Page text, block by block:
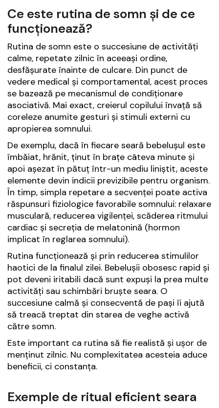
Ce este rutina de somn și de ce
funcționează?
Rutina de somn este o succesiune de activități
calme, repetate zilnic în aceeași ordine,
desfășurate înainte de culcare. Din punct de
vedere medical și comportamental, acest proces
se bazează pe mecanismul de condiționare
asociativă. Mai exact, creierul copilului învață să
coreleze anumite gesturi și stimuli externi cu
apropierea somnului.
De exemplu, dacă în fiecare seară bebelușul este
îmbăiat, hrănit, ținut în brațe câteva minute și
apoi așezat în pătuț într-un mediu liniștit, aceste
elemente devin indicii previzibile pentru organism.
În timp, simpla repetare a secvenței poate activa
răspunsuri fiziologice favorabile somnului: relaxare
musculară, reducerea vigilenței, scăderea ritmului
cardiac și secreția de melatonină (hormon
implicat în reglarea somnului).
Rutina funcționează și prin reducerea stimulilor
haotici de la finalul zilei. Bebelușii obosesc rapid și
pot deveni iritabili dacă sunt expuși la prea multe
activități sau schimbări bruște seara. O
succesiune calmă și consecventă de pași îi ajută
să treacă treptat din starea de veghe activă
către somn.
Este important ca rutina să fie realistă și ușor de
menținut zilnic. Nu complexitatea acesteia aduce
beneficii, ci constanța.
Exemple de ritual eficient seara